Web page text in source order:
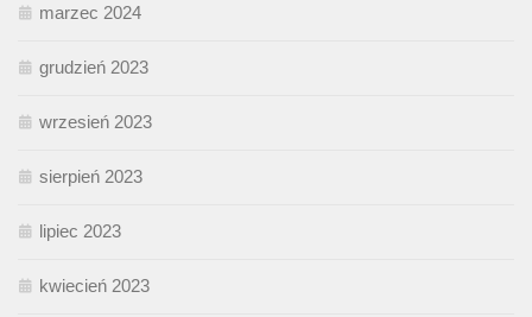
marzec 2024
grudzień 2023
wrzesień 2023
sierpień 2023
lipiec 2023
kwiecień 2023